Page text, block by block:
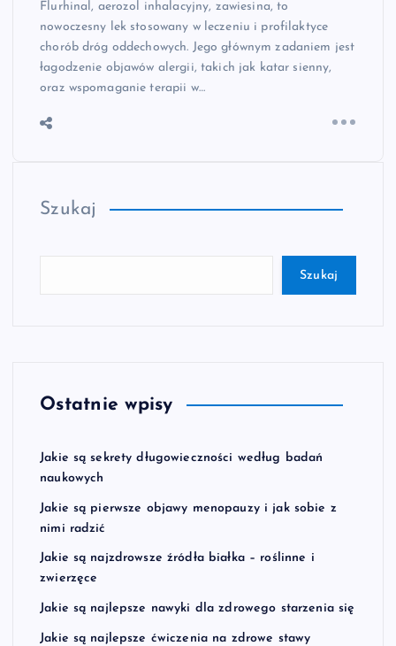
Flurhinal, aerozol inhalacyjny, zawiesina, to
nowoczesny lek stosowany w leczeniu i profilaktyce
chorób dróg oddechowych. Jego głównym zadaniem jest
łagodzenie objawów alergii, takich jak katar sienny,
oraz wspomaganie terapii w…
Szukaj
Szukaj
Ostatnie wpisy
Jakie są sekrety długowieczności według badań
naukowych
Jakie są pierwsze objawy menopauzy i jak sobie z
nimi radzić
Jakie są najzdrowsze źródła białka – roślinne i
zwierzęce
Jakie są najlepsze nawyki dla zdrowego starzenia się
Jakie są najlepsze ćwiczenia na zdrowe stawy